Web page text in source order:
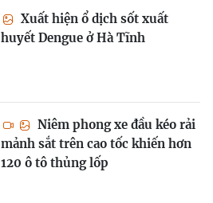
Xuất hiện ổ dịch sốt xuất
huyết Dengue ở Hà Tĩnh
Niêm phong xe đầu kéo rải
mảnh sắt trên cao tốc khiến hơn
120 ô tô thủng lốp